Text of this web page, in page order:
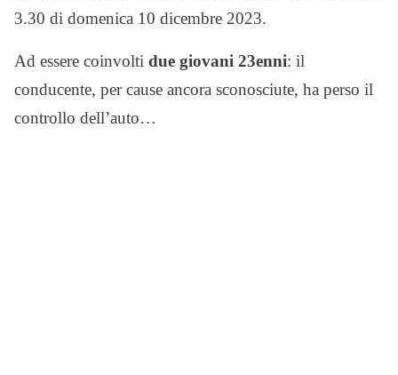
3.30 di domenica 10 dicembre 2023.
Ad essere coinvolti due giovani 23enni: il
conducente, per cause ancora sconosciute, ha perso il
controllo dell’auto…